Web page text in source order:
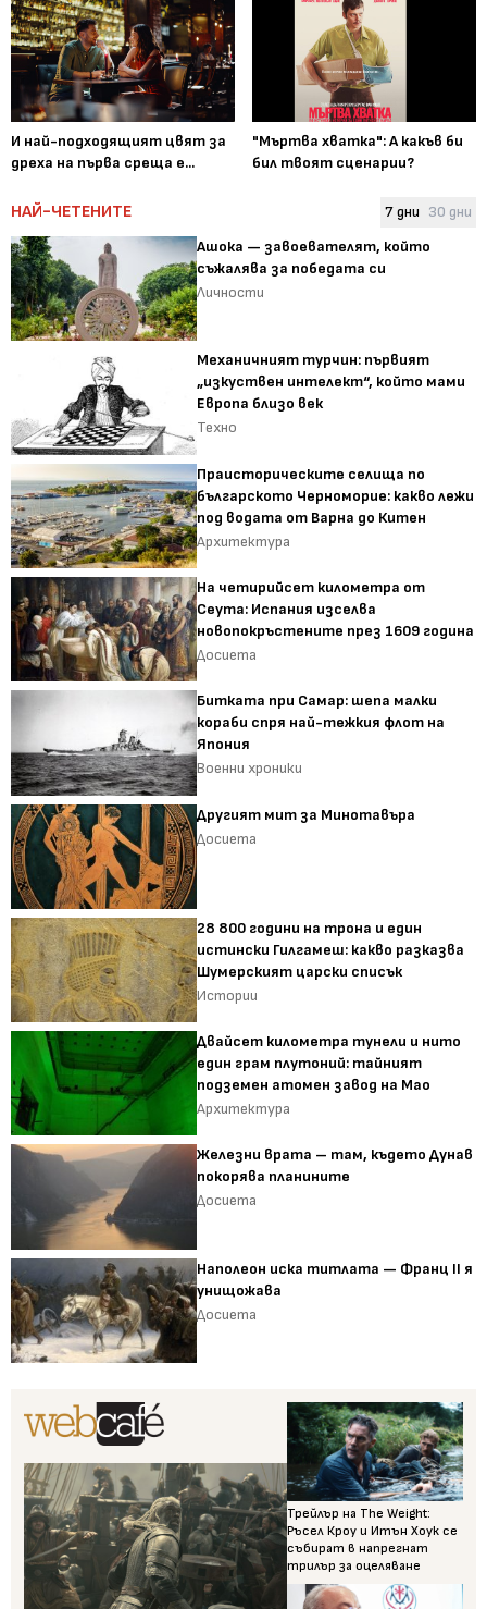
И най-подходящият цвят за
дреха на първа среща е...
"Мъртва хватка": А какъв би
бил твоят сценарии?
НАЙ-ЧЕТЕНИТЕ 7 дни 30 дни
Ашока — завоевателят, който
съжалява за победата си
Личности
Механичният турчин: първият
„изкуствен интелект“, който мами
Европа близо век
Техно
Праисторическите селища по
българското Черноморие: какво лежи
под водата от Варна до Китен
Архитектура
На четирийсет километра от
Сеута: Испания изселва
новопокръстените през 1609 година
Досиета
Битката при Самар: шепа малки
кораби спря най-тежкия флот на
Япония
Военни хроники
Другият мит за Минотавъра
Досиета
28 800 години на трона и един
истински Гилгамеш: какво разказва
Шумерският царски списък
Истории
Двайсет километра тунели и нито
един грам плутоний: тайният
подземен атомен завод на Мао
Архитектура
Железни врата – там, където Дунав
покорява планините
Досиета
Наполеон иска титлата — Франц II я
унищожава
Досиета
Трейлър на The Weight:
Ръсел Кроу и Итън Хоук се
събират в напрегнат
трилър за оцеляване